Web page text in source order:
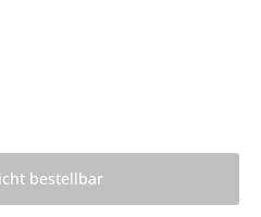
bestellbar